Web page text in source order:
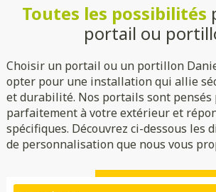
Toutes les possibilités
portail ou
Choisir un portail ou un portillon
opter pour une installation qui allie
et durabilité. Nos portails sont pensés
parfaitement à votre extérieur et
spécifiques. Découvrez ci-dessous les
de personnalisation que nous vous
DMC 304
DMC 305